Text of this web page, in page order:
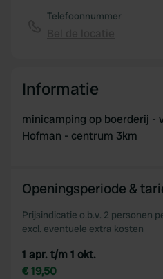
Telefoonnummer
Informatie
minicamping op boerderij -
Hofman - centrum 3km
Openingsperiode &
Prijsindicatie o.b.v. 2 personen
excl. eventuele extra kosten
1 apr. t/m 1 okt.
€ 19,50